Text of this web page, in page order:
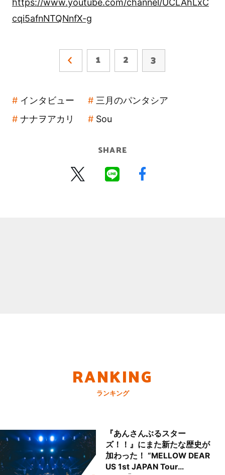
https://www.youtube.com/channel/UCLAhLxC
cqi5afnNTQNnfX-g
1 2 3
インタビュー
三月のパンタシア
ナナヲアカリ
Sou
SHARE
RANKING
ランキング
『あんさんぶるスター
ズ！！』にまた新たな歴史が
加わった！ “MELLOW DEAR
US 1st JAPAN Tour